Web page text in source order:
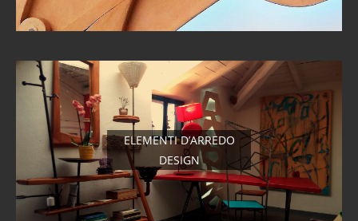
ELEMENTI D’ARREDO
DESIGN